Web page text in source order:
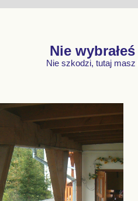
Nie
Nie szkodzi, tutaj